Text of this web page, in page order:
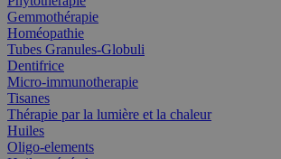
Gemmothérapie
Homéopathie
Tubes Granules-Globuli
Dentifrice
Micro-immunotherapie
Tisanes
Thérapie par la lumière et la chaleur
Huiles
Oligo-elements